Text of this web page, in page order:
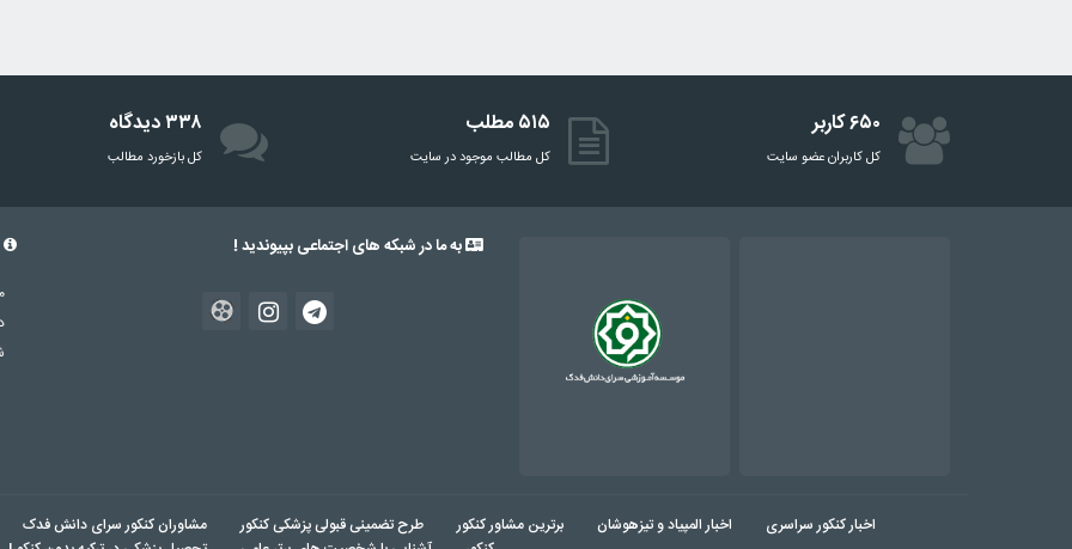
۶۵۰ کاربر
کل کاربران عضو سایت
۵۱۵ مطلب
کل مطالب موجود در سایت
۳۳۸ دیدگاه
‌کل بازخورد مطالب
به ما در شبکه های اجتماعی بپیوندید !
اخبار کنکور سراسری اخبار المپیاد و تیزهوشان برترین مشاور کنکور طرح تضمینی قبولی پزشکی کنکور
مشاوران کنکور سرای دانش فدک